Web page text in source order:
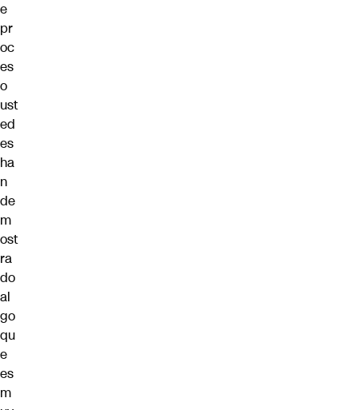
e
pr
oc
es
o
ust
ed
es
ha
n
de
m
ost
ra
do
al
go
qu
e
es
m